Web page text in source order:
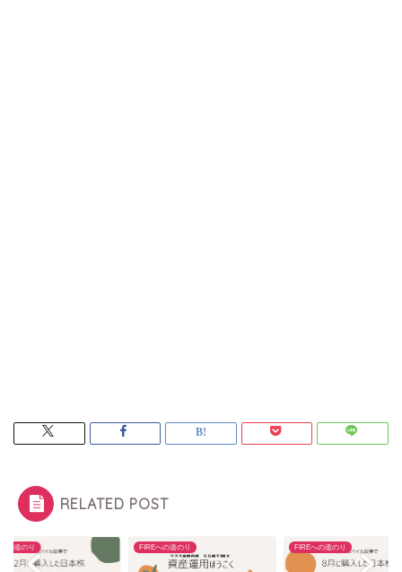
RELATED POST
の道のり FIREへの道のり FIREへの道のり